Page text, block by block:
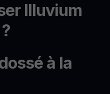
Illuvium
à la